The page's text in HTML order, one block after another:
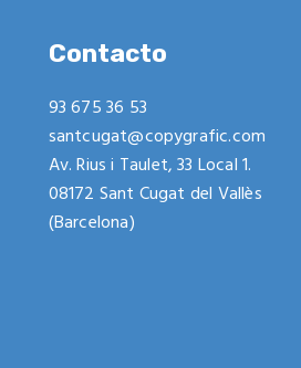
Contacto
93 675 36 53
santcugat@copygrafic.com
Av. Rius i Taulet, 33 Local 1.
08172 Sant Cugat del Vallès
(Barcelona)